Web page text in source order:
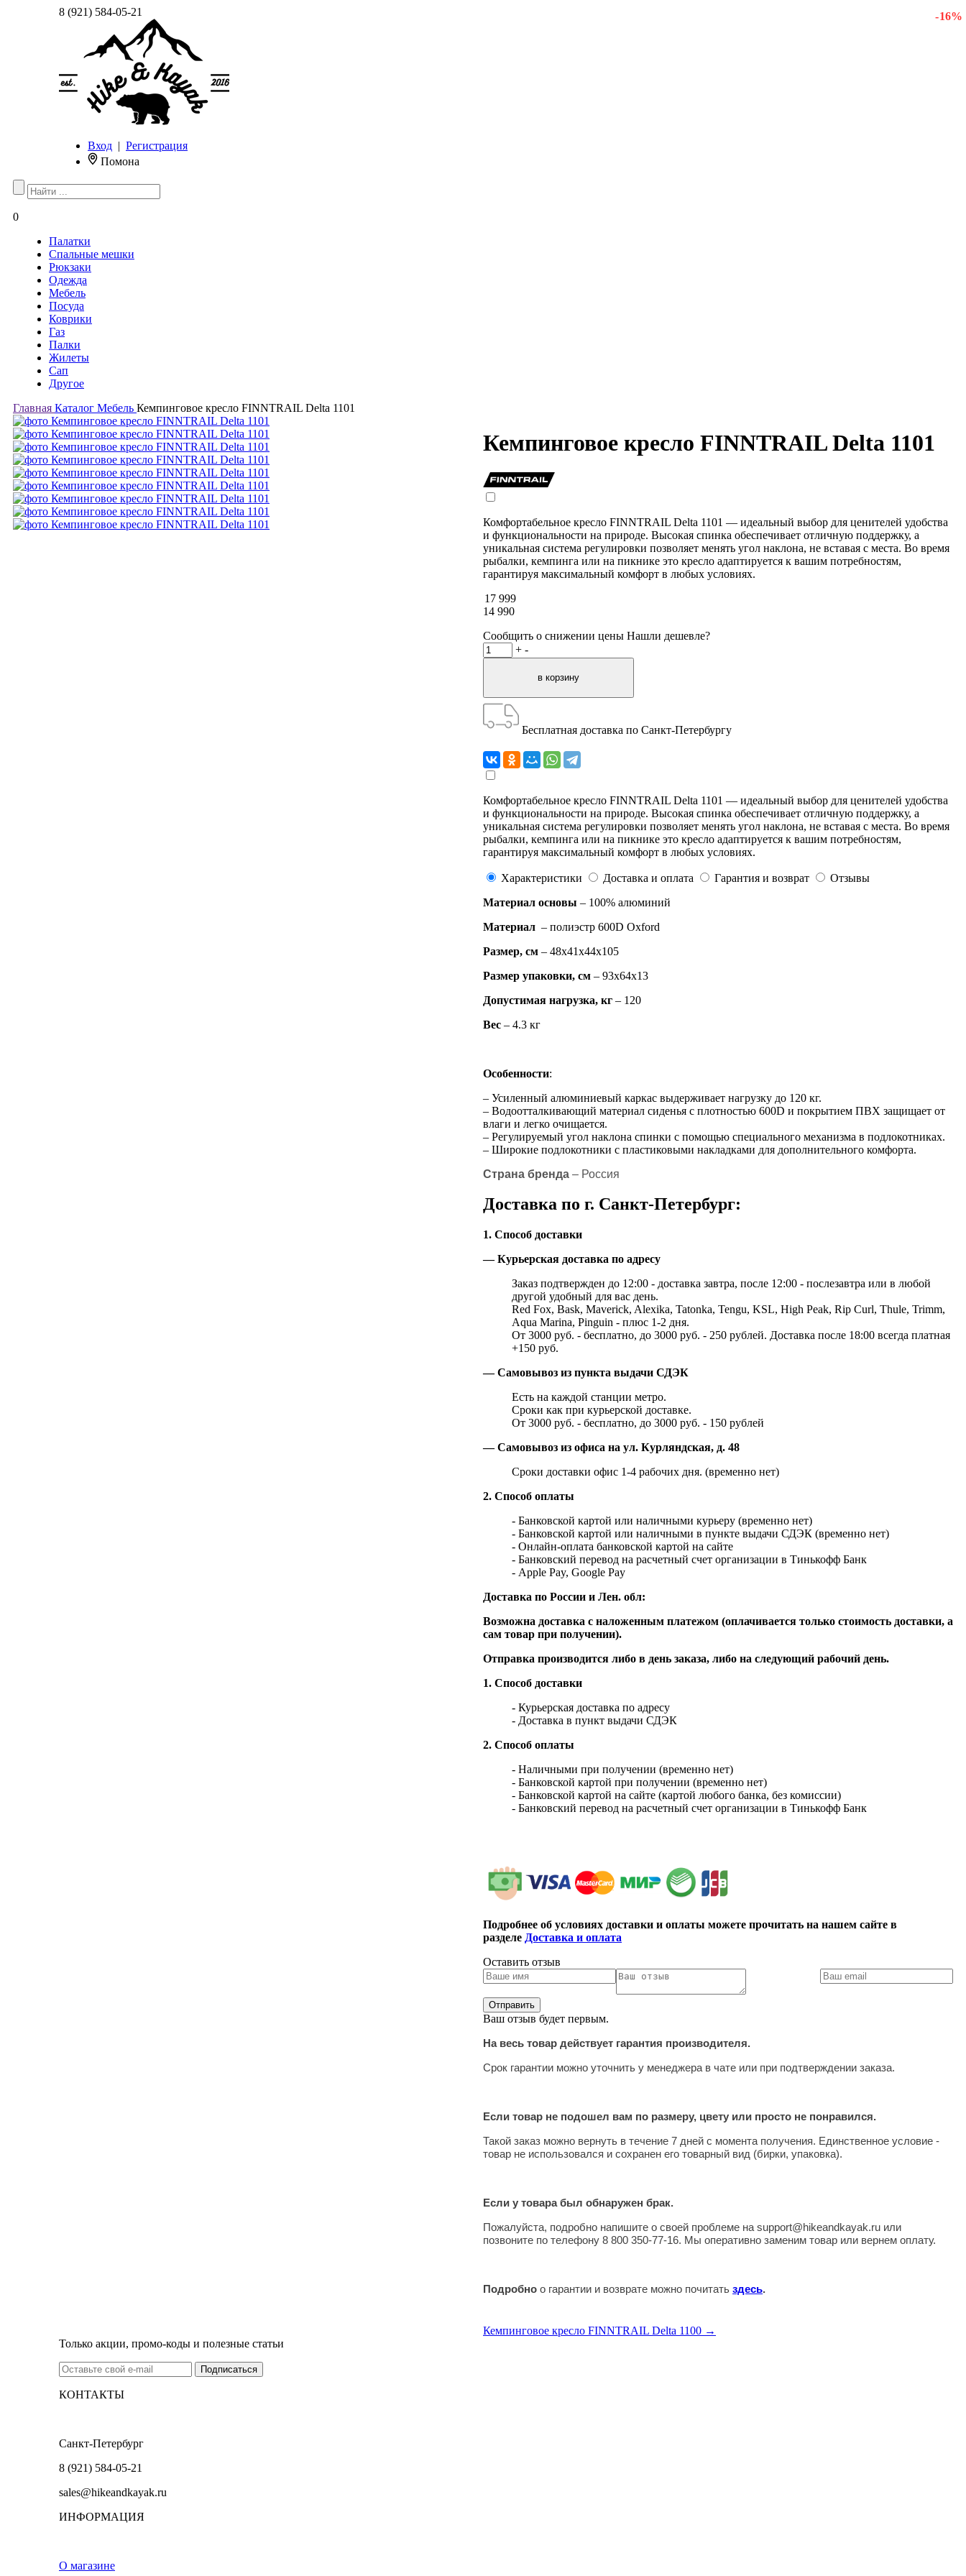
8 (921) 584-05-21
Вход | Регистрация
Помона
0
Палатки
Спальные мешки
Рюкзаки
Одежда
Мебель
Посуда
Коврики
Газ
Палки
Жилеты
Сап
Другое
Главная Каталог Мебель Кемпинговое кресло FINNTRAIL Delta 1101
- 16 %
Кемпинговое кресло FINNTRAIL Delta 1101
Комфортабельное кресло FINNTRAIL Delta 1101 — идеальный выбор для ценителей удобства
и функциональности на природе. Высокая спинка обеспечивает отличную поддержку, а
уникальная система регулировки позволяет менять угол наклона, не вставая с места. Во время
рыбалки, кемпинга или на пикнике это кресло адаптируется к вашим потребностям,
гарантируя максимальный комфорт в любых условиях.
17 999
14 990
Сообщить о снижении цены Нашли дешевле?
+ -
Бесплатная доставка по Санкт-Петербургу
Комфортабельное кресло FINNTRAIL Delta 1101 — идеальный выбор для ценителей удобства
и функциональности на природе. Высокая спинка обеспечивает отличную поддержку, а
уникальная система регулировки позволяет менять угол наклона, не вставая с места. Во время
рыбалки, кемпинга или на пикнике это кресло адаптируется к вашим потребностям,
гарантируя максимальный комфорт в любых условиях.
Характеристики Доставка и оплата Гарантия и возврат
Отзывы
Материал основы – 100% алюминий
Материал – полиэстр 600D Oxford
Размер, см – 48x41x44х105
Размер упаковки, см – 93х64х13
Допустимая нагрузка, кг – 120
Вес – 4.3 кг
Особенности:
– Усиленный алюминиевый каркас выдерживает нагрузку до 120 кг.
– Водоотталкивающий материал сиденья с плотностью 600D и покрытием ПВХ защищает от
влаги и легко очищается.
– Регулируемый угол наклона спинки с помощью специального механизма в подлокотниках.
– Широкие подлокотники с пластиковыми накладками для дополнительного комфорта.
Страна бренда – Россия
Доставка по г. Санкт-Петербург:
1. Способ доставки
— Курьерская доставка по адресу
Заказ подтвержден до 12:00 - доставка завтра, после 12:00 - послезавтра или в любой
другой удобный для вас день.
Red Fox, Bask, Maverick, Alexika, Tatonka, Tengu, KSL, High Peak, Rip Curl, Thule, Trimm,
Aqua Marina, Pinguin - плюс 1-2 дня.
От 3000 руб. - бесплатно, до 3000 руб. - 250 рублей. Доставка после 18:00 всегда платная
+150 руб.
— Самовывоз из пункта выдачи СДЭК
Есть на каждой станции метро.
Сроки как при курьерской доставке.
От 3000 руб. - бесплатно, до 3000 руб. - 150 рублей
— Самовывоз из офиса на ул. Курляндская, д. 48
Сроки доставки офис 1-4 рабочих дня. (временно нет)
2. Способ оплаты
- Банковской картой или наличными курьеру (временно нет)
- Банковской картой или наличными в пункте выдачи СДЭК (временно нет)
- Онлайн-оплата банковской картой на сайте
- Банковский перевод на расчетный счет организации в Тинькофф Банк
- Apple Pay, Google Pay
Доставка по России и Лен. обл:
Возможна доставка с наложенным платежом (оплачивается только стоимость доставки, а
сам товар при получении).
Отправка производится либо в день заказа, либо на следующий рабочий день.
1. Способ доставки
- Курьерская доставка по адресу
- Доставка в пункт выдачи СДЭК
2. Способ оплаты
- Наличными при получении (временно нет)
- Банковской картой при получении (временно нет)
- Банковской картой на сайте (картой любого банка, без комиссии)
- Банковский перевод на расчетный счет организации в Тинькофф Банк
Подробнее об условиях доставки и оплаты можете прочитать на нашем сайте в
разделе Доставка и оплата
Оставить отзыв
Ваш отзыв будет первым.
На весь товар действует гарантия производителя.
Срок гарантии можно уточнить у менеджера в чате или при подтверждении заказа.
Если товар не подошел вам по размеру, цвету или просто не понравился.
Такой заказ можно вернуть в течение 7 дней с момента получения. Единственное условие -
товар не использовался и сохранен его товарный вид (бирки, упаковка).
Если у товара был обнаружен брак.
Пожалуйста, подробно напишите о своей проблеме на support@hikeandkayak.ru или
позвоните по телефону 8 800 350-77-16. Мы оперативно заменим товар или вернем оплату.
Подробно о гарантии и возврате можно почитать здесь.
Кемпинговое кресло FINNTRAIL Delta 1100 →
Только акции, промо-коды и полезные статьи
КОНТАКТЫ
Санкт-Петербург
8 (921) 584-05-21
sales@hikeandkayak.ru
ИНФОРМАЦИЯ
О магазине